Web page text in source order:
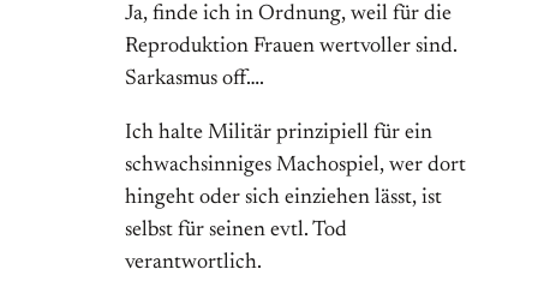
Ja, finde ich in Ordnung, weil für die
Reproduktion Frauen wertvoller sind.
Sarkasmus off….
Ich halte Militär prinzipiell für ein
schwachsinniges Machospiel, wer dort
hingeht oder sich einziehen lässt, ist
selbst für seinen evtl. Tod
verantwortlich.